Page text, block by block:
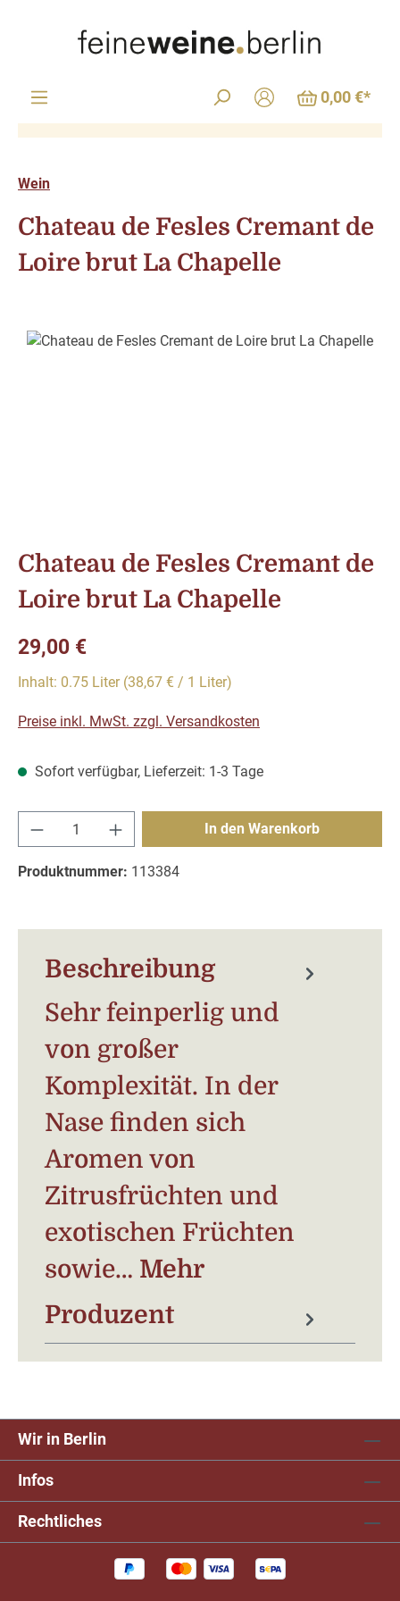
0,00 €*
Wein
Chateau de Fesles Cremant de
Loire brut La Chapelle
Bildergalerie überspringen
Chateau de Fesles Cremant de
Loire brut La Chapelle
Regulärer Preis:
29,00 €
Inhalt: 0.75 Liter (38,67 € / 1 Liter)
Preise inkl. MwSt. zzgl. Versandkosten
Sofort verfügbar, Lieferzeit: 1-3 Tage
Produkt Anzahl: Gib den gewünschten
In den Warenkorb
Produktnummer: 113384
Beschreibung
Sehr feinperlig und
von großer
Komplexität. In der
Nase finden sich
Aromen von
Zitrusfrüchten und
exotischen Früchten
sowie… Mehr
Produzent
Wir in Berlin
Infos
Rechtliches